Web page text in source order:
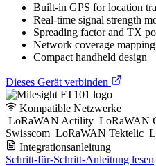
Built-in GPS for location
Real-time signal strength
Spreading factor and TX
Network coverage
Compact handheld design
Dieses Gerät verbinden
Kompatible Netzwerke
LoRaWAN Actility LoRaWAN
Swisscom LoRaWAN Tektelic
Integrationsanleitung
Schritt-für-Schritt-Anleitung lesen